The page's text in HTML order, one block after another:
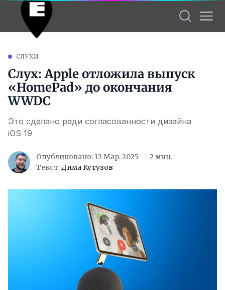
СЛУХИ
Слух: Apple отложила выпуск
«HomePad» до окончания
WWDC
Это сделано ради согласованности дизайна
iOS 19
Опубликовано: 12 Мар. 2025
2 мин.
Текст:Дима Кутузов